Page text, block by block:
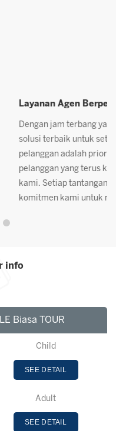
kami siap memberikan
Anda. Kepuasan
dari banyaknya
menggunakan jasa
telah memperkuat
luar biasa.
info
Biasa TOUR
Child
SEE DETAIL
Adult
SEE DETAIL